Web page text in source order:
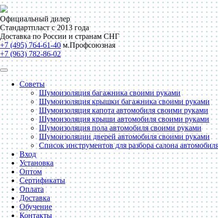
Официальный дилер
Стандартпласт с 2013 года
Доставка по России и странам СНГ
+7 (495) 764-61-40 м.Профсоюзная
+7 (963) 782-86-02
Советы
Шумоизоляция багажника своими руками
Шумоизоляция крышки багажника своими руками
Шумоизоляция капота автомобиля своими руками
Шумоизоляция крыши автомобиля своими руками
Шумоизоляция пола автомобиля своими руками
Шумоизоляции дверей автомобиля своими руками
Список инструментов для разбора салона
Вход
Установка
Оптом
Сертификаты
Оплата
Доставка
Обучение
Контакты